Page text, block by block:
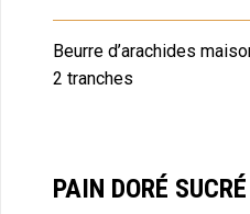
Beurre d’arachides
2 tranches
PAIN DORÉ